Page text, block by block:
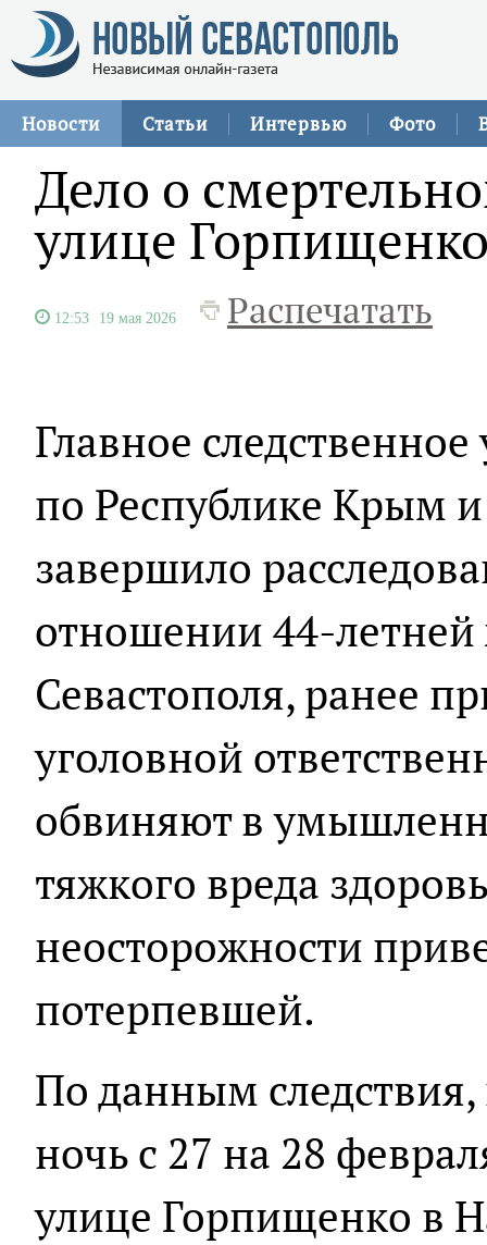
Новости Статьи Интервью Фото
Дело о
улице
12:53 19 мая 2026 Распечатать
Главное
по Республике Крым
завершило
отношении 44-
Севастополя, ранее
уголовной
обвиняют в
тяжкого вреда
неосторожности
потерпевшей.
По данным
ночь с 27 на 28
улице Горпищенко в